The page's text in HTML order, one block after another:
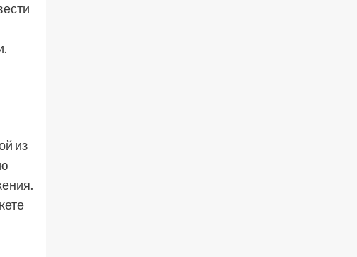
из